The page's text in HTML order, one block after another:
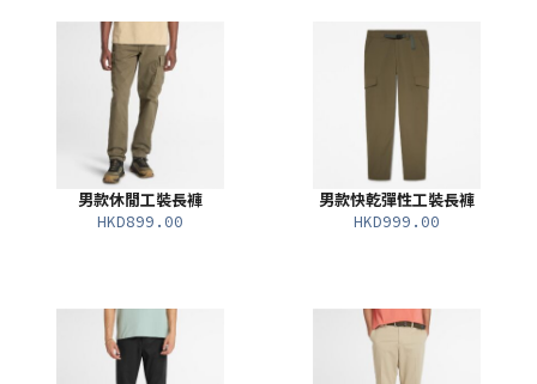
男款休閒工裝長褲
HKD899.00
男款快乾彈性工裝長褲
HKD999.00